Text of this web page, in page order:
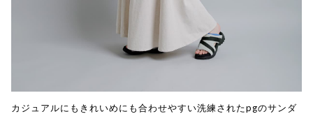
カジュアルにもきれいめにも合わせやすい洗練されたpgのサンダ